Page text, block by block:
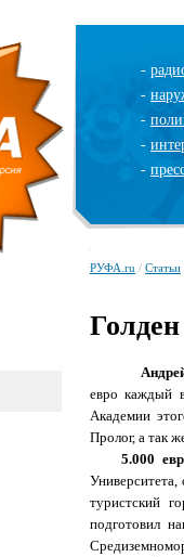
-
-
-
-
-
РУФА.ru / Статьи
евро каждый
Академии
Пролог, а так
5.000
туристский
подготовил